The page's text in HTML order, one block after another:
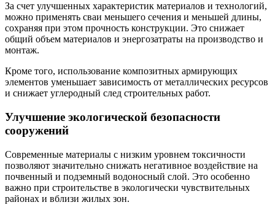
За счет улучшенных характеристик материалов и технологий,
можно применять сваи меньшего сечения и меньшей длины,
сохраняя при этом прочность конструкции. Это снижает
общий объем материалов и энергозатраты на производство и
монтаж.
Кроме того, использование композитных армирующих
элементов уменьшает зависимость от металлических ресурсов
и снижает углеродный след строительных работ.
Улучшение экологической безопасности
сооружений
Современные материалы с низким уровнем токсичности
позволяют значительно снижать негативное воздействие на
почвенный и подземный водоносный слой. Это особенно
важно при строительстве в экологически чувствительных
районах и вблизи жилых зон.